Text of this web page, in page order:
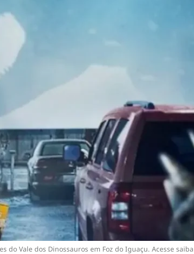
do Vale dos Dinossauros em Foz do Iguaçu. Acesse